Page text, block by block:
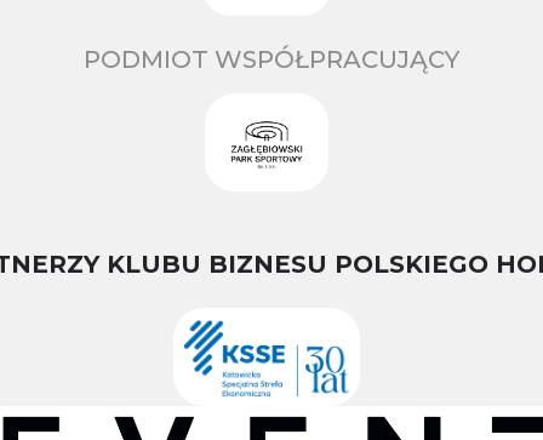
PODMIOT WSPÓŁPRACUJĄCY
KLUBU BIZNESU POLSKIEGO